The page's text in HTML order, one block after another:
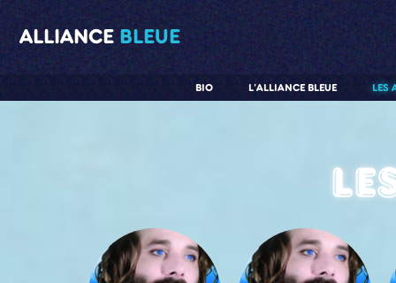
ALLIANCE BLEUE
LES
L'ALLIANCE BLEUE
BIO